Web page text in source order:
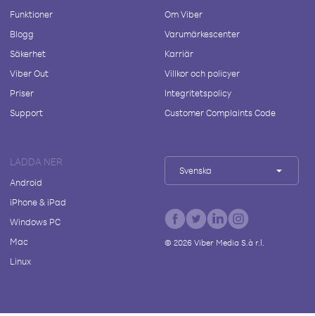
Funktioner
Blogg
Säkerhet
Viber Out
Priser
Support
Om Viber
Varumärkescenter
Karriär
Villkor och policyer
Integritetspolicy
Customer Complaints Code
LADDA NER
Android
iPhone & iPad
Windows PC
Mac
Linux
Svenska
© 2026Viber Media S.à r.l.